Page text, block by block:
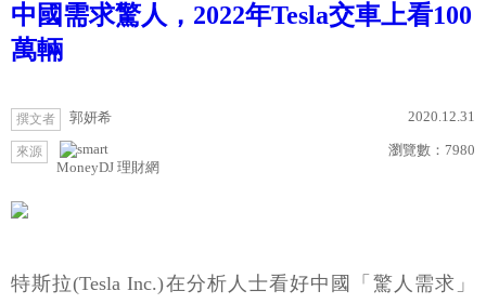
中國需求驚人，2022年Tesla交車上看100
萬輛
撰文者 郭妍希 2020.12.31
來源
MoneyDJ 理財網
瀏覽數： 7980
特斯拉(Tesla Inc.)在分析人士看好中國「驚人需求」